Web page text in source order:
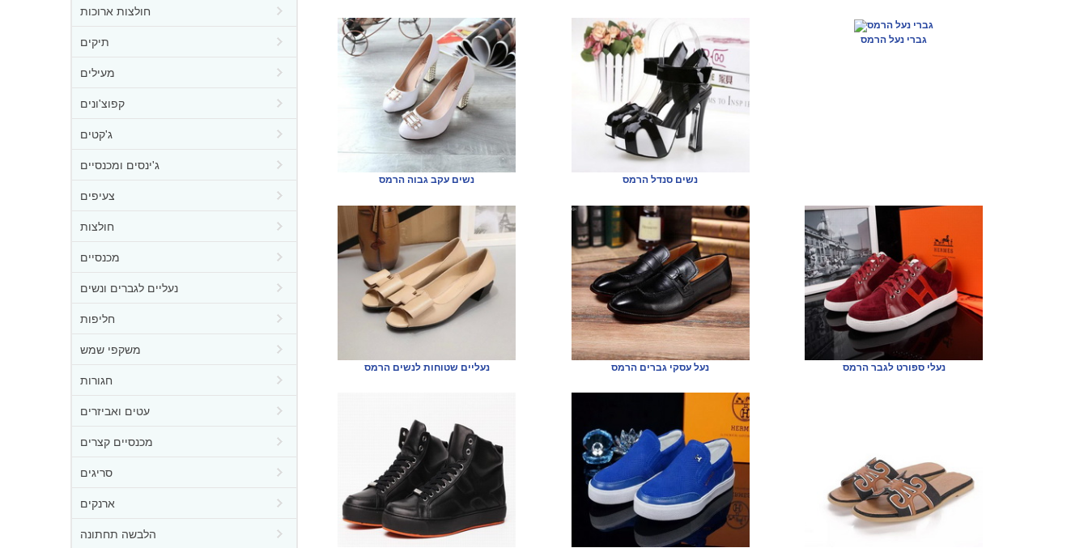
חולצות ארוכות
תיקים
מעילים
קפוצ'ונים
ג'קטים
ג'ינסים ומכנסיים
צעיפים
חולצות
מכנסיים
נעליים לגברים ונשים
חליפות
משקפי שמש
חגורות
עטים ואביזרים
מכנסיים קצרים
סריגים
ארנקים
הלבשה תחתונה
נשים עקב גבוה הרמס נשים סנדל הרמס
גברי נעל הרמס
נעליים שטוחות לנשים הרמס נעל עסקי גברים הרמס נעלי ספורט לגבר הרמס